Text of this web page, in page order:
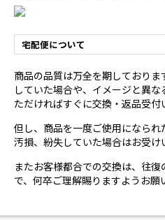
宅配便について
商品の品質は万全を期しており
していた場合や、イメージと異
ただければすぐに交換・返品受付
但し、商品を一度ご使用になられ
汚損、紛失していた場合はお受け
またお客様都合での交換は、往
で、何卒ご理解賜りますようお願